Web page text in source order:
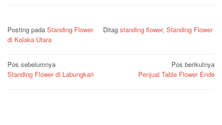
Posting pada Standing Flower Ditag standing flower, Standing Flower
di Kolaka Utara
Navigasi
pos
Pos sebelumnya
Standing Flower di Labungkari
Pos berikutnya
Penjual Table Flower Ende